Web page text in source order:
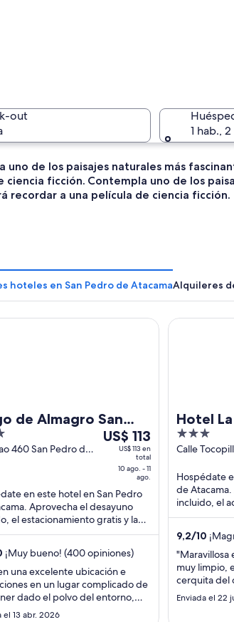
out
1 hab.,
uno de los paisajes naturales más
ciencia ficción. Contempla uno de los
recordar a una película de ciencia ficción.
hoteles en San Pedro de AtacamaAlquileres
de Almagro San
de Atacama
460 San Pedro de
Del
ago
11
ago,
el
precio
por
noche
es
de
US$ 113
US$ 113 en
total
10 ago. - 11
ago.
en este hotel en San Pedro
Aprovecha el desayuno
el estacionamiento gratis y la
disponible las 24 horas.
¡Muy bueno! (400 opiniones)
una excelente ubicación e
en un lugar complicado de
dado el polvo del entorno,
limpieza e instalaci9ones muy
el 13 abr. 2026
Almagro San Pedro de Atacama
Hotel
Tomas
3
out
5
Calle
Hospédate
de
incluido, el
9,2/10
"Maravillosa
muy limpio,
cerquita del
atención
de dejar un
Enviada el 22
Hotel La